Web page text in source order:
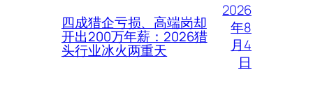
四成猎企亏损、高端岗却
开出200万年薪：2026猎
头行业冰火两重天
2026
年8
月4
日